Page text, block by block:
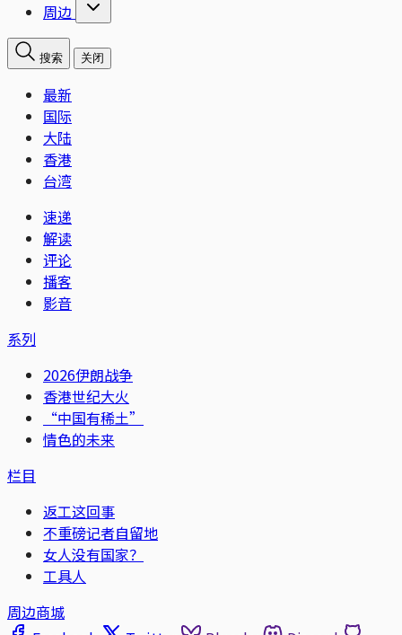
周边
搜索 关闭
最新
国际
大陆
香港
台湾
速递
解读
评论
播客
影音
系列
2026伊朗战争
香港世纪大火
“中国有稀土”
情色的未来
栏目
返工这回事
不重磅记者自留地
女人没有国家？
工具人
周边商城